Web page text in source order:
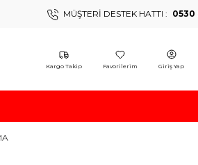
MÜŞTERI DESTEK HATTI : 0530
Kargo Takip Favorilerim Giriş Yap